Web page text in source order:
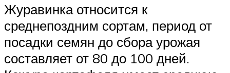
Журавинка относится к
среднепоздним сортам, период от
посадки семян до сбора урожая
составляет от 80 до 100 дней.